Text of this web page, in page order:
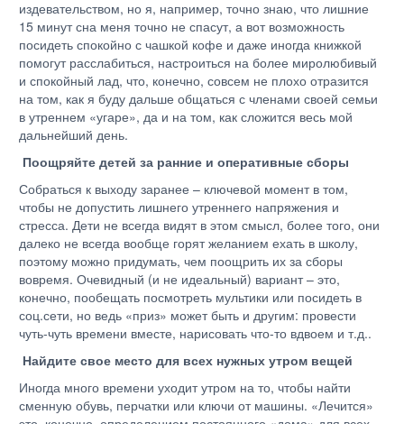
издевательством, но я, например, точно знаю, что лишние
15 минут сна меня точно не спасут, а вот возможность
посидеть спокойно с чашкой кофе и даже иногда книжкой
помогут расслабиться, настроиться на более миролюбивый
и спокойный лад, что, конечно, совсем не плохо отразится
на том, как я буду дальше общаться с членами своей семьи
в утреннем «угаре», да и на том, как сложится весь мой
дальнейший день.
Поощряйте детей за ранние и оперативные сборы
Собраться к выходу заранее – ключевой момент в том,
чтобы не допустить лишнего утреннего напряжения и
стресса. Дети не всегда видят в этом смысл, более того, они
далеко не всегда вообще горят желанием ехать в школу,
поэтому можно придумать, чем поощрить их за сборы
вовремя. Очевидный (и не идеальный) вариант – это,
конечно, пообещать посмотреть мультики или посидеть в
соц.сети, но ведь «приз» может быть и другим: провести
чуть-чуть времени вместе, нарисовать что-то вдвоем и т.д..
Найдите свое место для всех нужных утром вещей
Иногда много времени уходит утром на то, чтобы найти
сменную обувь, перчатки или ключи от машины. «Лечится»